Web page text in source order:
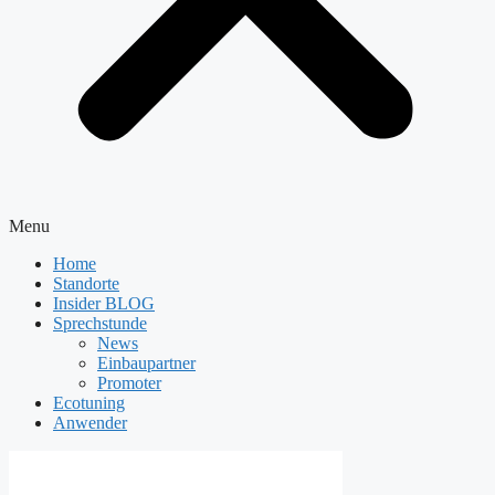
Menu
Home
Standorte
Insider BLOG
Sprechstunde
News
Einbaupartner
Promoter
Ecotuning
Anwender